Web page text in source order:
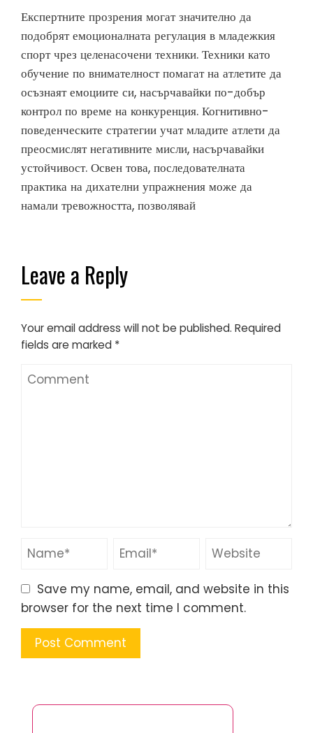
Експертните прозрения могат значително да
подобрят емоционалната регулация в младежкия
спорт чрез целенасочени техники. Техники като
обучение по внимателност помагат на атлетите да
осъзнаят емоциите си, насърчавайки по-добър
контрол по време на конкуренция. Когнитивно-
поведенческите стратегии учат младите атлети да
преосмислят негативните мисли, насърчавайки
устойчивост. Освен това, последователната
практика на дихателни упражнения може да
намали тревожността, позволявай
Leave a Reply
Your email address will not be published. Required
fields are marked *
Save my name, email, and website in this
browser for the next time I comment.